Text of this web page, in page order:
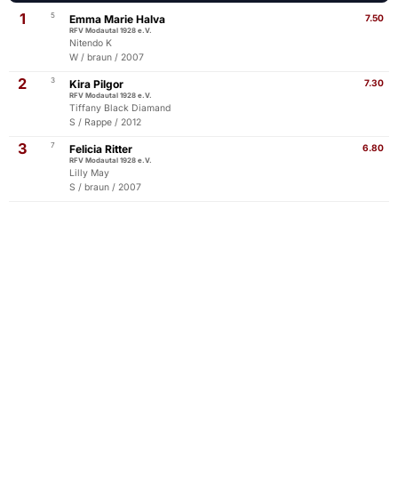
1 5 7.50
Emma Marie Halva
RFV Modautal 1928 e.V.
Nitendo K
W / braun / 2007
2 3 7.30
Kira Pilgor
RFV Modautal 1928 e.V.
Tiffany Black Diamand
S / Rappe / 2012
3 7 6.80
Felicia Ritter
RFV Modautal 1928 e.V.
Lilly May
S / braun / 2007